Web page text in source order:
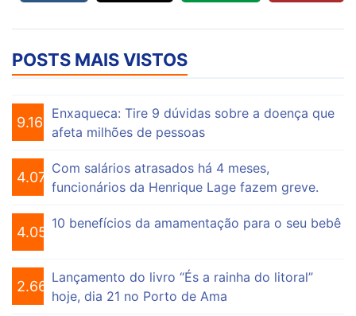
POSTS MAIS VISTOS
9.161
Enxaqueca: Tire 9 dúvidas sobre a doença que
afeta milhões de pessoas
4.076
Com salários atrasados há 4 meses,
funcionários da Henrique Lage fazem greve.
4.056
10 benefícios da amamentação para o seu bebê
2.664
Lançamento do livro “És a rainha do litoral”
hoje, dia 21 no Porto de Ama